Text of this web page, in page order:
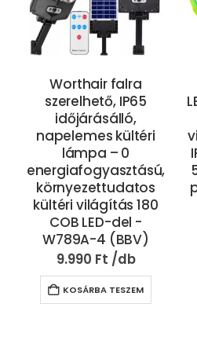
Worthair falra
szerelhető, IP65
időjárásálló,
napelemes kültéri
lámpa – 0
energiafogyasztású,
környezettudatos
kültéri világítás 180
COB LED-del -
W789A-4 (BBV)
9.990 Ft
KOSÁRBA TESZEM